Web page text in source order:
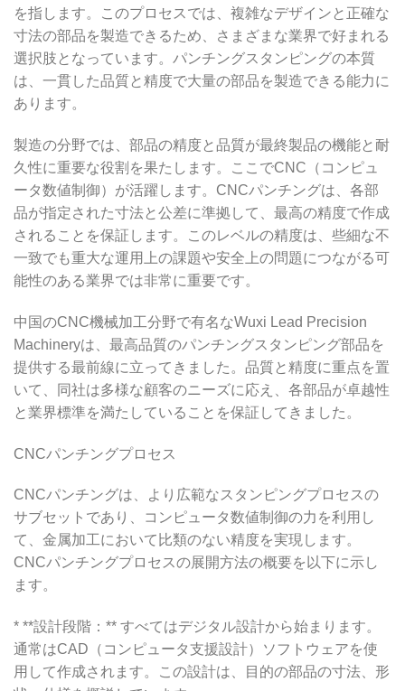
を指します。このプロセスでは、複雑なデザインと正確な
寸法の部品を製造できるため、さまざまな業界で好まれる
選択肢となっています。パンチングスタンピングの本質
は、一貫した品質と精度で大量の部品を製造できる能力に
あります。
製造の分野では、部品の精度と品質が最終製品の機能と耐
久性に重要な役割を果たします。ここでCNC（コンピュ
ータ数値制御）が活躍します。CNCパンチングは、各部
品が指定された寸法と公差に準拠して、最高の精度で作成
されることを保証します。このレベルの精度は、些細な不
一致でも重大な運用上の課題や安全上の問題につながる可
能性のある業界では非常に重要です。
中国のCNC機械加工分野で有名なWuxi Lead Precision
Machineryは、最高品質のパンチングスタンピング部品を
提供する最前線に立ってきました。品質と精度に重点を置
いて、同社は多様な顧客のニーズに応え、各部品が卓越性
と業界標準を満たしていることを保証してきました。
CNCパンチングプロセス
CNCパンチングは、より広範なスタンピングプロセスの
サブセットであり、コンピュータ数値制御の力を利用し
て、金属加工において比類のない精度を実現します。
CNCパンチングプロセスの展開方法の概要を以下に示し
ます。
* **設計段階：** すべてはデジタル設計から始まります。
通常はCAD（コンピュータ支援設計）ソフトウェアを使
用して作成されます。この設計は、目的の部品の寸法、形